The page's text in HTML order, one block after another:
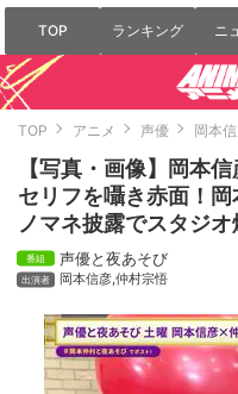
TOP ランキング ニ
TOP アニメ 声優 岡本
【写真・画像】岡本
セリフを囁き赤面！
ノマネ披露でスタジオ
声優と夜あそび
岡本信彦,仲村宗悟